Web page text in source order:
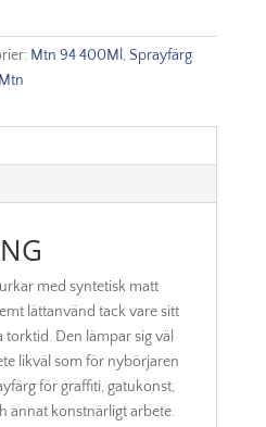
Mtn 94 400Ml, Sprayfärg
Mtn
med syntetisk matt
lättanvänd tack vare sitt
torktid. Den lämpar sig väl
likväl som för nybörjaren
för graffiti, gatukonst,
annat konstnärligt arbete.